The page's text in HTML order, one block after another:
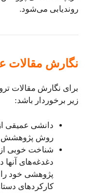
روندیابی می‌شود.
نگارش مقالات
برای نگارش مقالات
زیر برخوردار باشد:
دانشی عمیقی
روش پژوهشش
شناخت خوبی
دغدغه‌های آنها
پژوهشی خود را
کارکردهای